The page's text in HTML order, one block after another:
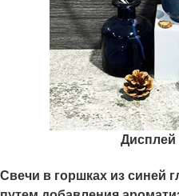
Дисплей
Свечи в горшках из синей